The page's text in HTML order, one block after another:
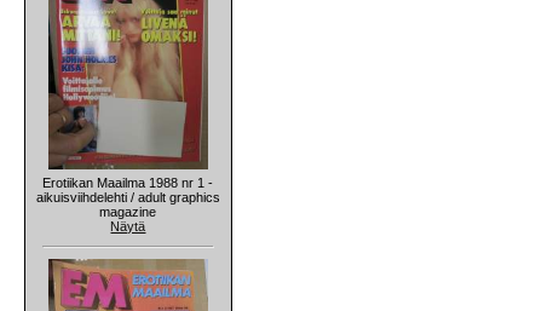
Erotiikan Maailma 1988 nr 1 -
aikuisviihdelehti / adult graphics
magazine
Näytä